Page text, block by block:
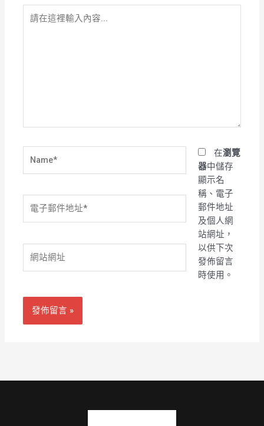
在
子
件
地
址
站
在瀏覽
器中儲存
顯示名
稱、電子
郵件地址
及個人網
站網址，
以供下次
發佈留言
時使用。